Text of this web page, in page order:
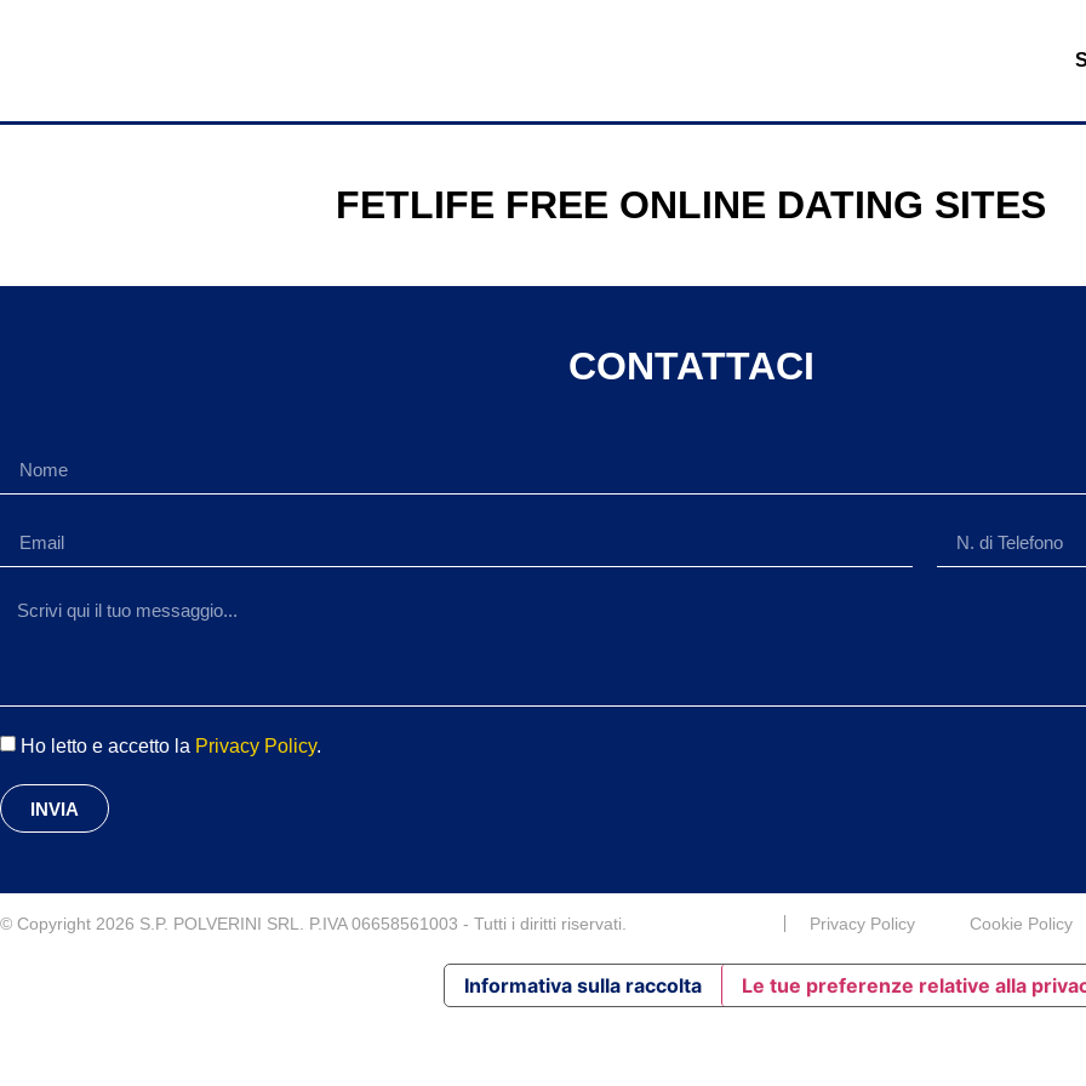
FETLIFE FREE ONLINE DATING SITES
CONTATTACI
Ho letto e accetto la Privacy Policy.
INVIA
© Copyright 2026 S.P. POLVERINI SRL. P.IVA 06658561003 - Tutti i diritti riservati. Privacy Policy Cookie Policy
Informativa sulla raccolta Le tue preferenze relative alla